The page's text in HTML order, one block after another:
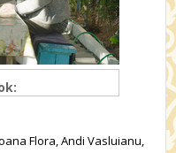
Flora, Andi Vasluianu,